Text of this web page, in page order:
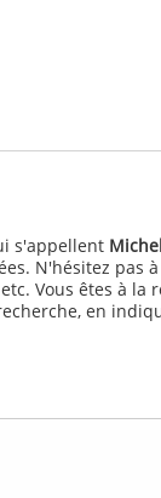
s'appellent
N'hésitez pas
Vous êtes à la
en